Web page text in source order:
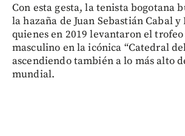
Con esta gesta, la tenista bogotana
la hazaña de Juan Sebastián Cabal
quienes en 2019 levantaron el
masculino en la icónica “Catedral
ascendiendo también a lo más alto
mundial.